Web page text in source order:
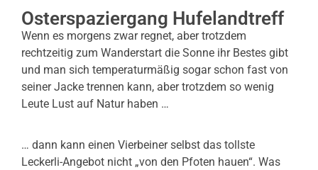
Osterspaziergang Hufelandtreff
Wenn es morgens zwar regnet, aber trotzdem
rechtzeitig zum Wanderstart die Sonne ihr Bestes gibt
und man sich temperaturmäßig sogar schon fast von
seiner Jacke trennen kann, aber trotzdem so wenig
Leute Lust auf Natur haben …
… dann kann einen Vierbeiner selbst das tollste
Leckerli-Angebot nicht „von den Pfoten hauen“. Was